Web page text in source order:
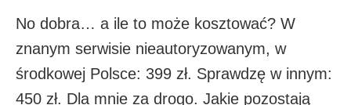
No dobra… a ile to może kosztować? W
znanym serwisie nieautoryzowanym, w
środkowej Polsce: 399 zł. Sprawdzę w innym:
450 zł. Dla mnie za drogo. Jakie pozostają